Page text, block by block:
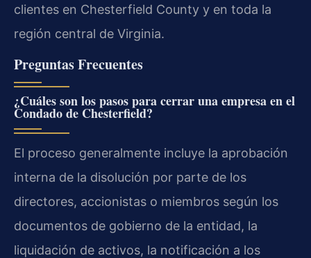
clientes en Chesterfield County y en toda la
región central de Virginia.
Preguntas Frecuentes
¿Cuáles son los pasos para cerrar una empresa en el
Condado de Chesterfield?
El proceso generalmente incluye la aprobación
interna de la disolución por parte de los
directores, accionistas o miembros según los
documentos de gobierno de la entidad, la
liquidación de activos, la notificación a los